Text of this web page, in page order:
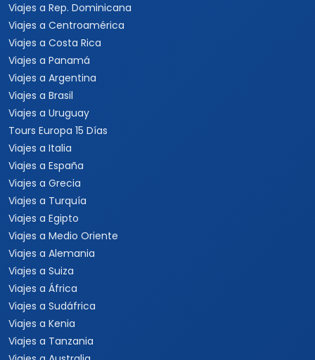
Viajes a Rep. Dominicana
Viajes a Centroamérica
Viajes a Costa Rica
Viajes a Panamá
Viajes a Argentina
Viajes a Brasil
Viajes a Uruguay
Tours Europa 15 Días
Viajes a Italia
Viajes a España
Viajes a Grecia
Viajes a Turquía
Viajes a Egipto
Viajes a Medio Oriente
Viajes a Alemania
Viajes a Suiza
Viajes a África
Viajes a Sudáfrica
Viajes a Kenia
Viajes a Tanzania